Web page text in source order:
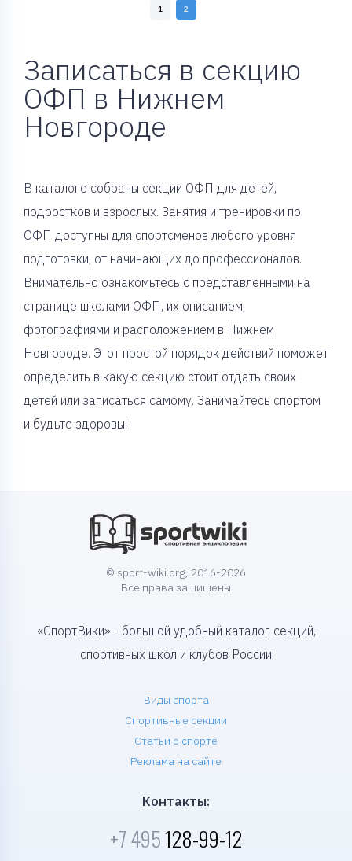
1 2
Записаться в секцию
ОФП в Нижнем
Новгороде
В каталоге собраны секции ОФП для детей,
подростков и взрослых. Занятия и тренировки по
ОФП доступны для спортсменов любого уровня
подготовки, от начинающих до профессионалов.
Внимательно ознакомьтесь с представленными на
странице школами ОФП, их описанием,
фотографиями и расположением в Нижнем
Новгороде. Этот простой порядок действий поможет
определить в какую секцию стоит отдать своих
детей или записаться самому. Занимайтесь спортом
и будьте здоровы!
© sport-wiki.org, 2016-2026
Все права защищены
«СпортВики» - большой удобный каталог секций,
спортивных школ и клубов России
Виды спорта
Спортивные секции
Статьи о спорте
Реклама на сайте
Контакты:
+7 495128-99-12